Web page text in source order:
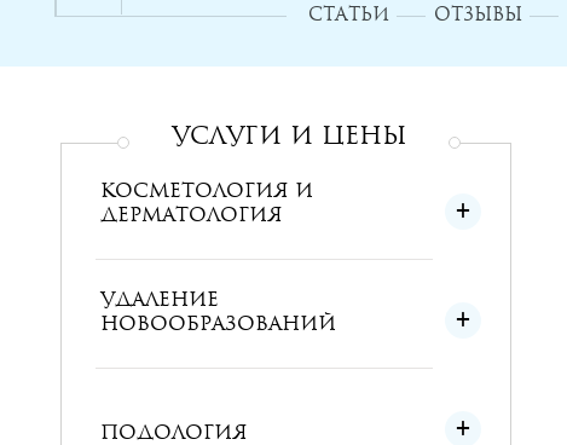
СТАТЬИ ОТЗЫВЫ
УСЛУГИ и ЦЕНЫ
КОСМЕТОЛОГИЯ И
ДЕРМАТОЛОГИЯ
УДАЛЕНИЕ
НОВООБРАЗОВАНИЙ
ПОДОЛОГИЯ